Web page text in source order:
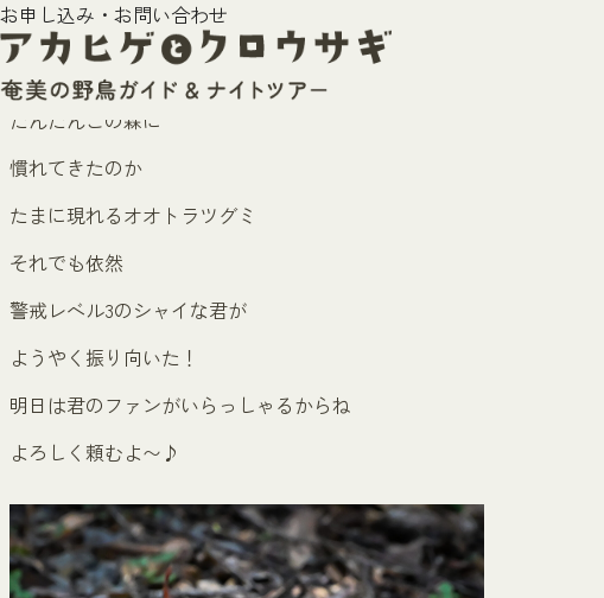
内
容
を
ス
キ
ッ
お申し込み・お問い合わせ
オオトラツグミ 警戒レベル3
2026年7月1日
だんだんこの森に
慣れてきたのか
たまに現れるオオトラツグミ
それでも依然
警戒レベル3のシャイな君が
ようやく振り向いた！
明日は君のファンがいらっしゃるからね
よろしく頼むよ〜♪